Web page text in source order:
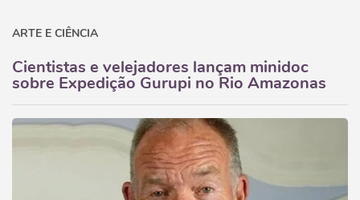
ARTE E CIÊNCIA
Cientistas e velejadores lançam minidoc
sobre Expedição Gurupi no Rio Amazonas